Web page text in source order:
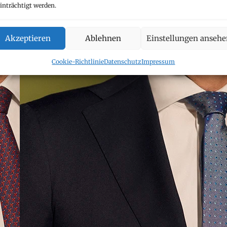
werden.
Akzeptieren Ablehnen Einstellungen
Cookie-RichtlinieDatenschutzImpressum